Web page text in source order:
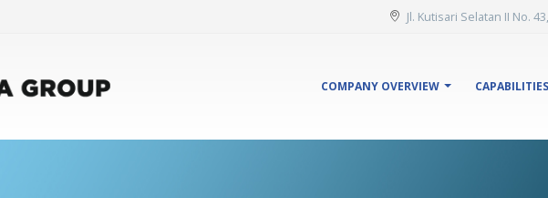
Jl. Kutisari Selatan II No.
COMPANY OVERVIEW CAPABILITIES